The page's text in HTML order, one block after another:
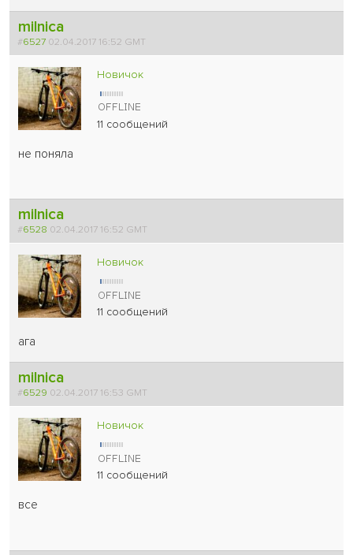
milnica
#6527 02.04.2017 16:52 GMT
Новичок
11 сообщений
не поняла
milnica
#6528 02.04.2017 16:52 GMT
Новичок
11 сообщений
ага
milnica
#6529 02.04.2017 16:53 GMT
Новичок
11 сообщений
все